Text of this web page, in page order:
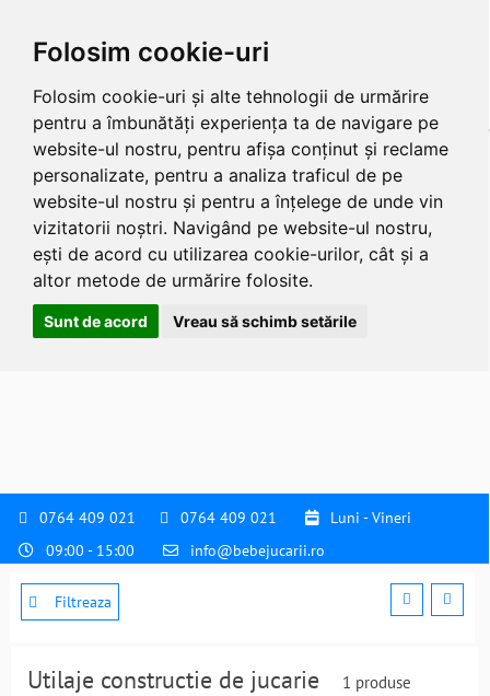
Folosim cookie-uri
Folosim cookie-uri și alte tehnologii de urmărire
pentru a îmbunătăți experiența ta de navigare pe
website-ul nostru, pentru afișa conținut și reclame
personalizate, pentru a analiza traficul de pe
website-ul nostru și pentru a înțelege de unde vin
vizitatorii noștri. Navigând pe website-ul nostru,
ești de acord cu utilizarea cookie-urilor, cât și a
altor metode de urmărire folosite.
Sunt de acord Vreau să schimb setările
0764 409 021 0764 409 021
Luni - Vineri
09:00 - 15:00
info@bebejucarii.ro
Filtreaza
Utilaje constructie de jucarie 1 produse